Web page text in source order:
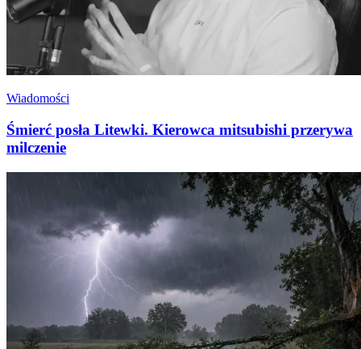
Wiadomości
Śmierć posła Litewki. Kierowca mitsubishi przerywa
milczenie